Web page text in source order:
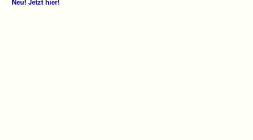
Neu! Jetzt hier!